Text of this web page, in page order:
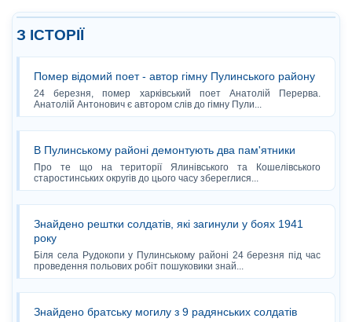
З ІСТОРІЇ
Помер відомий поет - автор гімну Пулинського району
24 березня, помер харківський поет Анатолій Перерва.
Анатолій Антонович є автором слів до гімну Пули...
В Пулинському районі демонтують два пам'ятники
Про те що на території Ялинівського та Кошелівського
старостинських округів до цього часу збереглися...
Знайдено рештки солдатів, які загинули у боях 1941
року
Біля села Рудокопи у Пулинському районі 24 березня під час
проведення польових робіт пошуковики знай...
Знайдено братську могилу з 9 радянських солдатів